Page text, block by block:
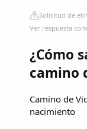
Solicitud de
Ver respuesta
¿Cómo
camino
Camino de
nacimiento